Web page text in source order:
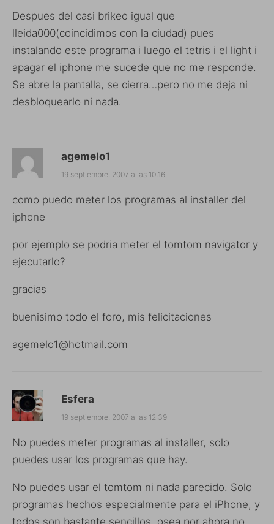
Despues del casi brikeo igual que
lleida000(coincidimos con la ciudad) pues
instalando este programa i luego el tetris i el light i
apagar el iphone me sucede que no me responde.
Se abre la pantalla, se cierra…pero no me deja ni
desbloquearlo ni nada.
agemelo1
19 septiembre, 2007 a las 10:16
como puedo meter los programas al installer del
iphone
por ejemplo se podria meter el tomtom navigator y
ejecutarlo?
gracias
buenisimo todo el foro, mis felicitaciones
agemelo1@hotmail.com
Esfera
19 septiembre, 2007 a las 12:39
No puedes meter programas al installer, solo
puedes usar los programas que hay.
No puedes usar el tomtom ni nada parecido. Solo
programas hechos especialmente para el iPhone, y
todos son bastante sencillos, osea por ahora no